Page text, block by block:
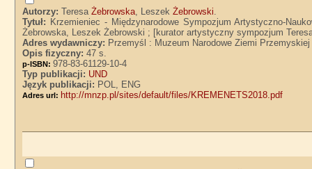
Autorzy:TeresaŻebrowska, LeszekŻebrowski.
Tytuł: Krzemieniec - Międzynarodowe Sympozjum Artystyczno-
Żebrowska, Leszek Żebrowski ; [kurator artystyczny sympozjum
Adres wydawniczy: Przemyśl : Muzeum Narodowe Ziemi
Opis fizyczny:47 s.
p-ISBN:978-83-61129-10-4
Typ publikacji: UND
Język publikacji: POL, ENG
Adres url: http://mnzp.pl/sites/default/files/KREMENETS2018.pdf